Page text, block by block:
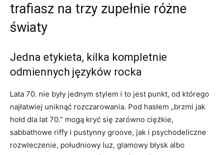
trafiasz na trzy zupełnie różne
światy
Jedna etykieta, kilka kompletnie
odmiennych języków rocka
Lata 70. nie były jednym stylem i to jest punkt, od którego
najłatwiej uniknąć rozczarowania. Pod hasłem „brzmi jak
hołd dla lat 70.” mogą kryć się zarówno ciężkie,
sabbathowe riffy i pustynny groove, jak i psychodeliczne
rozwleczenie, południowy luz, glamowy błysk albo